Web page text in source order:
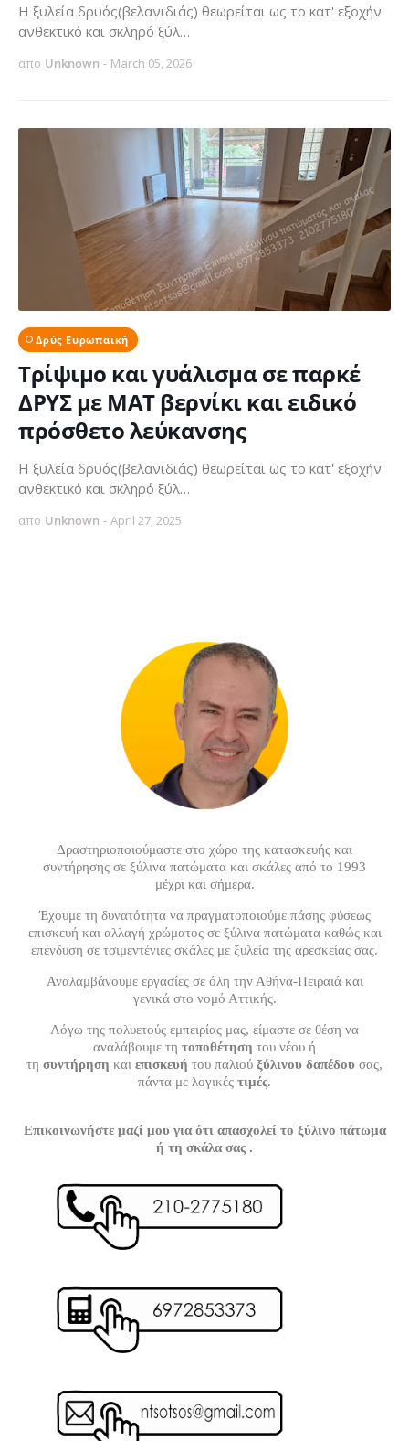
Η ξυλεία δρυός(βελανιδιάς) θεωρείται ως το κατ' εξοχήν
ανθεκτικό και σκληρό ξύλ…
απο Unknown - March 05, 2026
Δρύς Ευρωπαική
Τρίψιμο και γυάλισμα σε παρκέ
ΔΡΥΣ με ΜΑΤ βερνίκι και ειδικό
πρόσθετο λεύκανσης
Η ξυλεία δρυός(βελανιδιάς) θεωρείται ως το κατ' εξοχήν
ανθεκτικό και σκληρό ξύλ…
απο Unknown - April 27, 2025
Δραστηριοποιούμαστε στο χώρο της κατασκευής και
συντήρησης σε ξύλινα πατώματα και σκάλες από το 1993
μέχρι και σήμερα.
Έχουμε τη δυνατότητα να πραγματοποιούμε πάσης φύσεως
επισκευή και αλλαγή χρώματος σε ξύλινα πατώματα καθώς και
επένδυση σε τσιμεντένιες σκάλες με ξυλεία της αρεσκείας σας.
Αναλαμβάνουμε εργασίες σε όλη την Αθήνα-Πειραιά και
γενικά στο νομό Αττικής.
Λόγω της πολυετούς εμπειρίας μας, είμαστε σε θέση να
αναλάβουμε τη τοποθέτηση του νέου ή
τη συντήρηση και επισκευή του παλιού ξύλινου δαπέδου σας,
πάντα με λογικές τιμές.
Επικοινωνήστε μαζί μου για ότι απασχολεί το ξύλινο πάτωμα
ή τη σκάλα σας .